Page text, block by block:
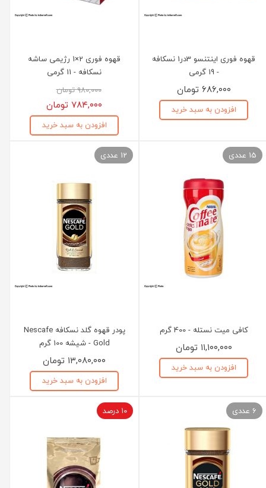
قهوه فوری اینتنسو 3در1 نسکافه
- 19 گرمی
۶۸۶,۰۰۰ تومان
افزودن به سبد خرید
قهوه فوری 2×1 رژیمی ساشه
نسکافه - 11 گرمی
۹۸۰,۰۰۰ تومان
۷۸۴,۰۰۰ تومان
افزودن به سبد خرید
کافی میت نستله - 400 گرم
۱۱,۱۰۰,۰۰۰ تومان
افزودن به سبد خرید
15 عددی
پودر قهوه گلد نسکافه Nescafe
Gold - شیشه 100 گرم
۱۳,۰۸۰,۰۰۰ تومان
افزودن به سبد خرید
12 عددی
6 عددی ۱۰ درصد